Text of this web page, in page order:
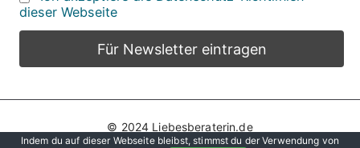
dieser Webseite
© 2024 Liebesberaterin.de
Datenschutz Impressum Hier werben!
Indem du auf dieser Webseite bleibst, stimmst du der Verwendung von